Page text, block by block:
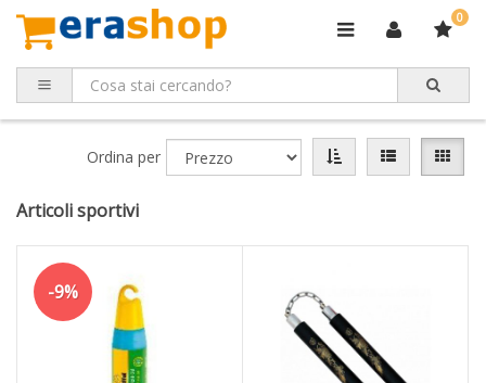
0
Ordina per
Articoli sportivi
-9%